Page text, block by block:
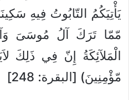
يَأْتِيَكُمُ التّابُوتُ فِيهِ
مّمّا تَرَكَ آلُ مُوسَىَ
الْمَلآئِكَةُ إِنّ فِي ذَلِكَ
مّؤْمِنِينَ) [البقرة: 248]